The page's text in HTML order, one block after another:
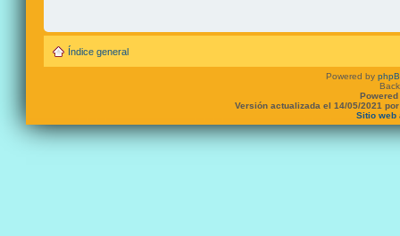
Índice general
Powered by
Versión actualizada el 14/05/2021
Sitio web